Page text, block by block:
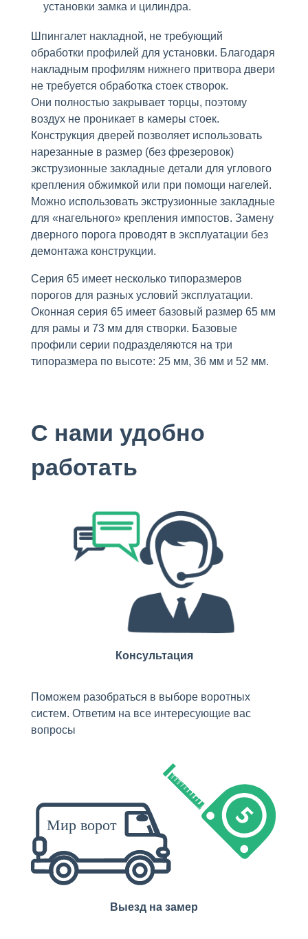
установки замка и цилиндра.
Шпингалет накладной, не требующий
обработки профилей для установки. Благодаря
накладным профилям нижнего притвора двери
не требуется обработка стоек створок.
Они полностью закрывает торцы, поэтому
воздух не проникает в камеры стоек.
Конструкция дверей позволяет использовать
нарезанные в размер (без фрезеровок)
экструзионные закладные детали для углового
крепления обжимкой или при помощи нагелей.
Можно использовать экструзионные закладные
для «нагельного» крепления импостов. Замену
дверного порога проводят в эксплуатации без
демонтажа конструкции.
Серия 65 имеет несколько типоразмеров
порогов для разных условий эксплуатации.
Оконная серия 65 имеет базовый размер 65 мм
для рамы и 73 мм для створки. Базовые
профили серии подразделяются на три
типоразмера по высоте: 25 мм, 36 мм и 52 мм.
С нами удобно
работать
Консультация
Поможем разобраться в выборе воротных
систем. Ответим на все интересующие вас
вопросы
Выезд на замер